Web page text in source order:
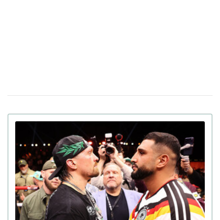
17 листопада 16:40 Нейробіологи знайшли "секретну зброю"
проти старіння мозку — дослідження
03 листопада 15:03
Польський альпініст здійснив перший у
світі лижний спуск з Евересту без кисню (відео)
31 жовтня 15:05 Футбольний стадіон на висоті 350 метрів
збудують до Чемпіонату світу 2034 року у Саудівській
Аравії
14 жовтня 17:08 Пацюк зупинив матч Уельс-Бельгія:
незвичайний епізод у відборі на чемпіонат світу 2026